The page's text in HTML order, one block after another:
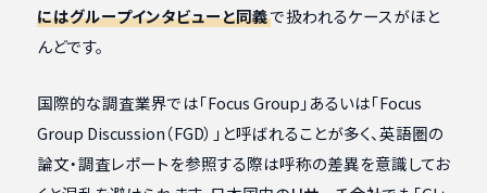
にはグループインタビューと同義で扱われるケースがほと
んどです。
国際的な調査業界では「Focus Group」あるいは「Focus
Group Discussion（FGD）」と呼ばれることが多く、英語圏の
論文・調査レポートを参照する際は呼称の差異を意識してお